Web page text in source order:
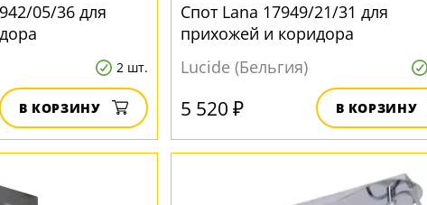
05/36 для
2 шт.
В КОРЗИНУ
Спот Lana 17949/21/31 для
прихожей и коридора
Lucide (Бельгия)
5 520 ₽ В КОРЗИНУ